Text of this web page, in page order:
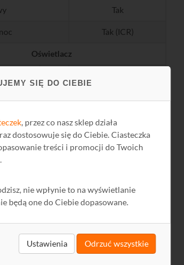
SIĘ DO CIEBIE
, przez co nasz sklep działa
dostosowuje się do Ciebie. Ciasteczka
treści i promocji do Twoich
nie wpłynie to na wyświetlanie
będą one do Ciebie dopasowane.
Ustawienia Odrzuć wszystkie
Tak
Tak (ICR)
Oświetlacz
oświetlacza EXIR
Kompresja wideo
32 kb/s - 16 Mb/s
Zapis danych